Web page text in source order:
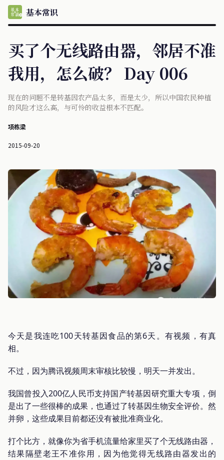
基本常识
买了个无线路由器，邻居不准
我用，怎么破？ Day 006
现在的问题不是转基因农产品太多，而是太少，所以中国农民种植
的风险才这么高，与可怜的收益根本不匹配。
项栋梁
2015-09-20
今天是我连吃100天转基因食品的第6天。有视频，有真
相。
不过，因为腾讯视频周末审核比较慢，明天一并发出。
我国曾投入200亿人民币支持国产转基因研究重大专项，倒
是出了一些很棒的成果，也通过了转基因生物安全评价。然
并卵，这些成果目前都还没有被批准商业化。
打个比方，就像你为省手机流量给家里买了个无线路由器，
结果隔壁老王不准你用，因为他觉得无线路由器发出的